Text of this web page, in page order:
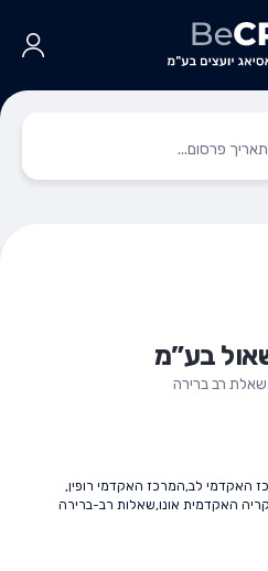
בע”מ
שאלת רב ברירה
האקדמי לב,המרכז האקדמי רופין,
האקדמית אונו,שאלות רב-ברירה